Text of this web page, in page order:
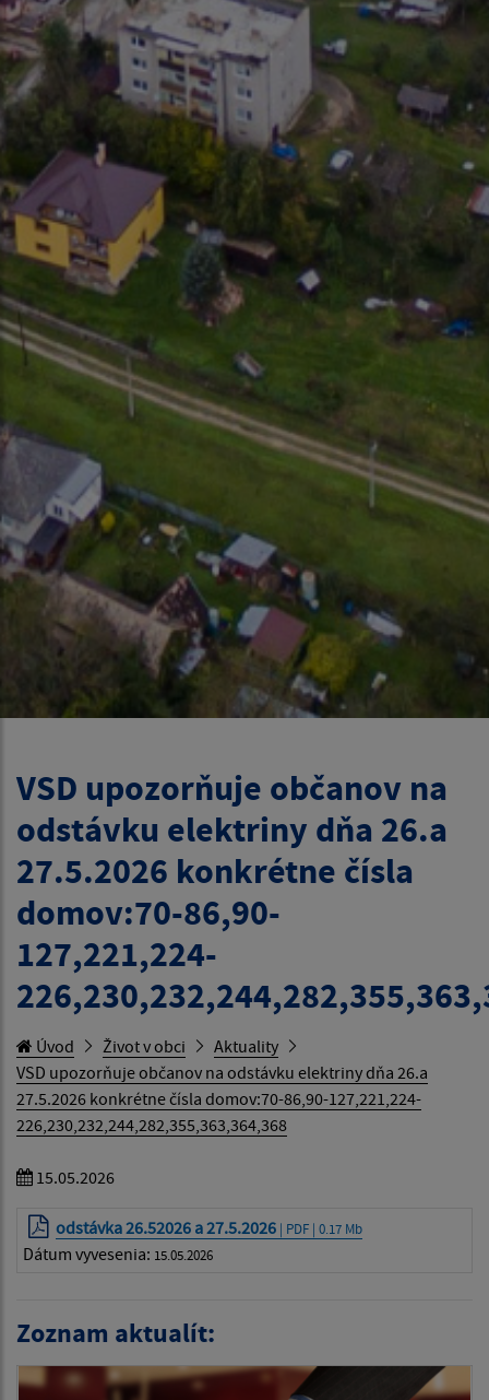
VSD upozorňuje občanov na
odstávku elektriny dňa 26.a
27.5.2026 konkrétne čísla
domov:70-86,90-
127,221,224-
Úvod Život v obci
Aktuality
VSD upozorňuje občanov na odstávku elektriny dňa 26.a
27.5.2026 konkrétne čísla domov:70-86,90-127,221,224-
226,230,232,244,282,355,363,364,368
15.05.2026
odstávka 26.52026 a 27.5.2026 | PDF | 0.17 Mb
Dátum vyvesenia: 15.05.2026
Zoznam aktualít: